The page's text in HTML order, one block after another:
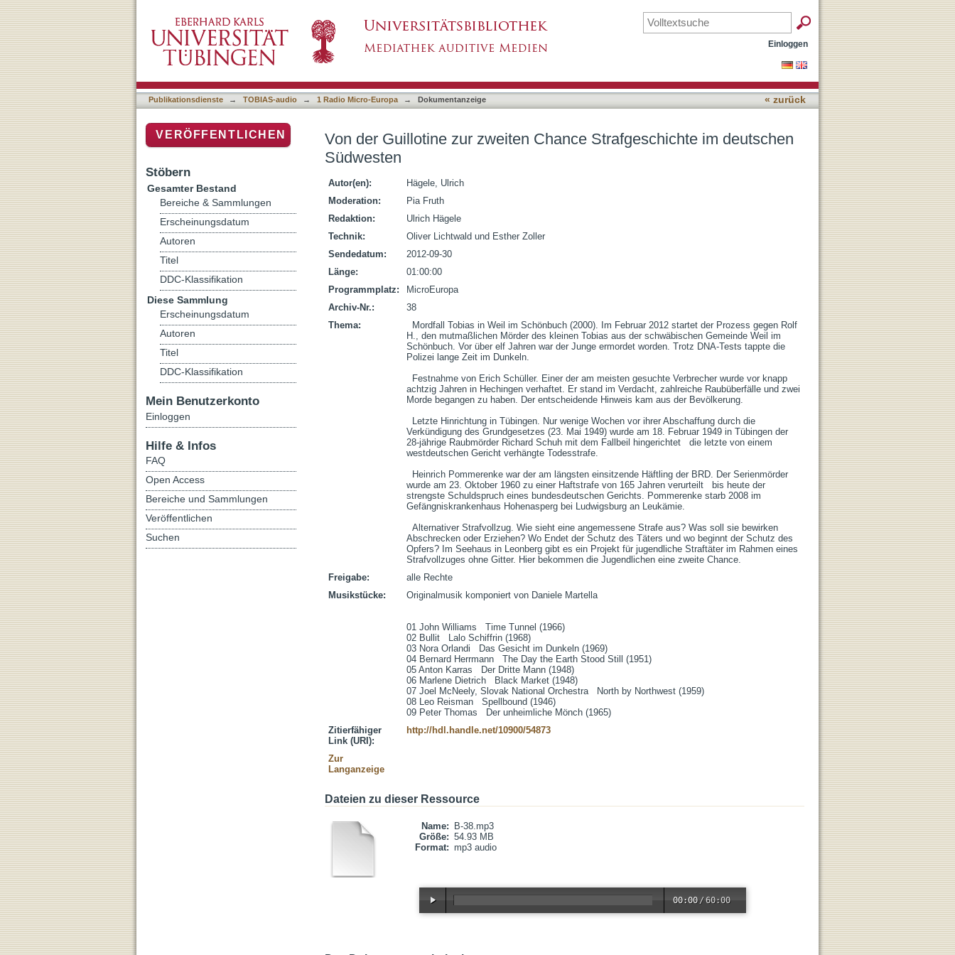
Von der Guillotine zur zweiten Chance Strafgeschichte im deutschen Südwesten
Einloggen
Publikationsdienste → TOBIAS-audio → 1 Radio Micro-Europa → Dokumentanzeige « zurück
Von der Guillotine zur zweiten Chance Strafgeschichte im deutschen
Südwesten
Autor(en):
Hägele, Ulrich
Moderation:
Pia Fruth
Redaktion:
Ulrich Hägele
Technik:
Oliver Lichtwald und Esther Zoller
Sendedatum:
2012-09-30
Länge:
01:00:00
Programmplatz:
MicroEuropa
Archiv-Nr.:
38
Thema:
H., den mutmaßlichen Mörder des kleinen Tobias aus der schwäbischen Gemeinde Weil im
Schönbuch. Vor über elf Jahren war der Junge ermordet worden. Trotz DNA-Tests tappte die
Polizei lange Zeit im Dunkeln.
achtzig Jahren in Hechingen verhaftet. Er stand im Verdacht, zahlreiche Raubüberfälle und zwei
Morde begangen zu haben. Der entscheidende Hinweis kam aus der Bevölkerung.
Verkündigung des Grundgesetzes (23. Mai 1949) wurde am 18. Februar 1949 in Tübingen der
28-jährige Raubmörder Richard Schuh mit dem Fallbeil hingerichtet   die letzte von einem
westdeutschen Gericht verhängte Todesstrafe.
wurde am 23. Oktober 1960 zu einer Haftstrafe von 165 Jahren verurteilt   bis heute der
strengste Schuldspruch eines bundesdeutschen Gerichts. Pommerenke starb 2008 im
Gefängniskrankenhaus Hohenasperg bei Ludwigsburg an Leukämie.
Abschrecken oder Erziehen? Wo Endet der Schutz des Täters und wo beginnt der Schutz des
Opfers? Im Seehaus in Leonberg gibt es ein Projekt für jugendliche Straftäter im Rahmen eines
Strafvollzuges ohne Gitter. Hier bekommen die Jugendlichen eine zweite Chance.
Freigabe:
alle Rechte
Musikstücke:
Originalmusik komponiert von Daniele Martella
01 John Williams   Time Tunnel (1966)
02 Bullit   Lalo Schiffrin (1968)
03 Nora Orlandi   Das Gesicht im Dunkeln (1969)
04 Bernard Herrmann   The Day the Earth Stood Still (1951)
05 Anton Karras   Der Dritte Mann (1948)
06 Marlene Dietrich   Black Market (1948)
07 Joel McNeely, Slovak National Orchestra   North by Northwest (1959)
08 Leo Reisman   Spellbound (1946)
09 Peter Thomas   Der unheimliche Mönch (1965)
Zitierfähiger
Link (URI):
http://hdl.handle.net/10900/54873
Zur
Langanzeige
Dateien zu dieser Ressource
Name:
B-38.mp3
Größe: 54.93 MB
Format: mp3 audio
00:00 /60:00
VERÖFFENTLICHEN
Stöbern
Gesamter Bestand
Bereiche & Sammlungen
Erscheinungsdatum
Autoren
Titel
DDC-Klassifikation
Diese Sammlung
Erscheinungsdatum
Autoren
Titel
DDC-Klassifikation
Mein Benutzerkonto
Einloggen
Hilfe & Infos
FAQ
Open Access
Bereiche und Sammlungen
Veröffentlichen
Suchen